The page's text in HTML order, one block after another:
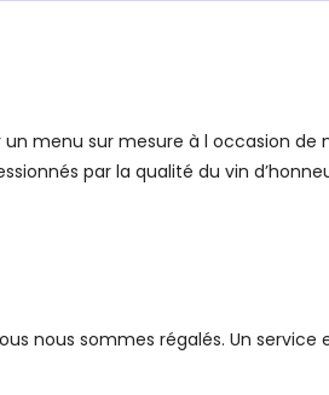
menu sur mesure à l occasion de
par la qualité du vin
nous sommes régalés. Un